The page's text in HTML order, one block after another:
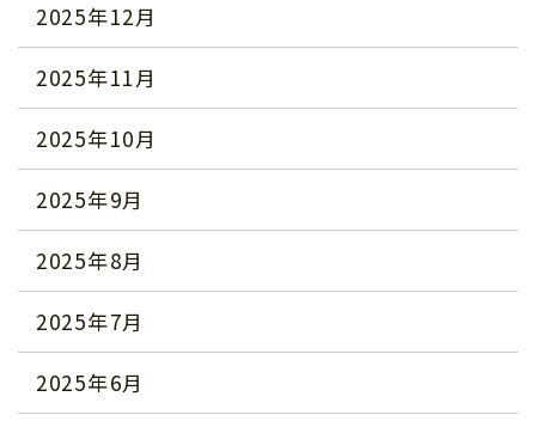
2025年12月
2025年11月
2025年10月
2025年9月
2025年8月
2025年7月
2025年6月